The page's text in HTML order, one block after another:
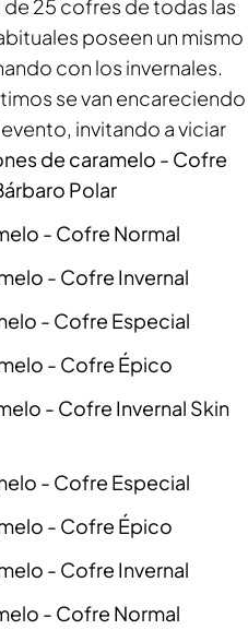
de 25 cofres de todas las
poseen un mismo
con los invernales.
se van encareciendo
invitando a viciar
de caramelo - Cofre
Polar
- Cofre Normal
- Cofre Invernal
- Cofre Especial
- Cofre Épico
- Cofre Invernal Skin
- Cofre Especial
- Cofre Épico
- Cofre Invernal
- Cofre Normal